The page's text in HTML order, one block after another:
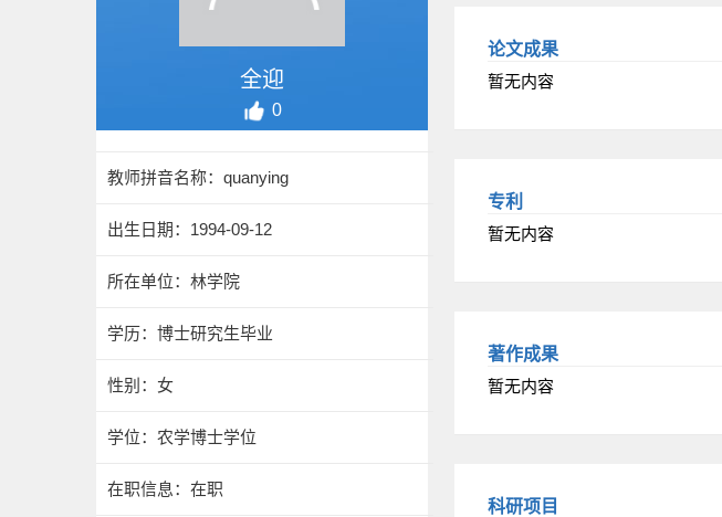
全迎
0
教师拼音名称：quanying
出生日期：1994-09-12
所在单位：林学院
学历：博士研究生毕业
性别：女
学位：农学博士学位
在职信息：在职
论文成果
暂无内容
专利
暂无内容
著作成果
暂无内容
科研项目